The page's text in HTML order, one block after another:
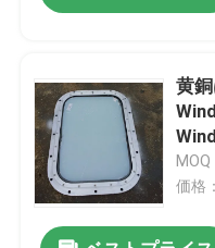
黄
した
価格